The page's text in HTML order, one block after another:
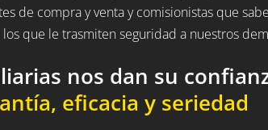
de compra y venta y comisionistas que
que le trasmiten seguridad a nuestros
nos dan su
eficacia y seriedad